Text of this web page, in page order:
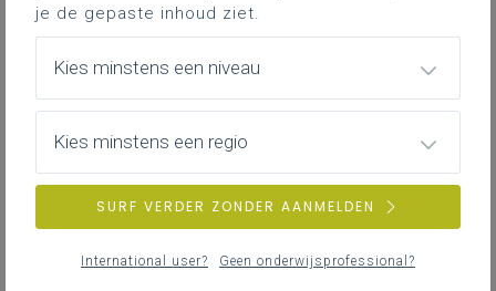
DOWNLOADS
WORD 345KB
je de gepaste inhoud ziet.
Kies minstens een niveau
Kies minstens een regio
SURF VERDER ZONDER AANMELDEN
International user? Geen onderwijsprofessional?